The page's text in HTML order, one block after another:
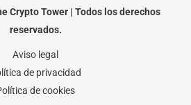
o
-
r
r
m
Crypto Tower | Todos los derechos
reservados.
Aviso legal
de privacidad
de cookies